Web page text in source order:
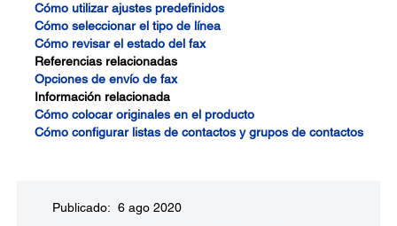
Cómo utilizar ajustes predefinidos
Cómo seleccionar el tipo de línea
Cómo revisar el estado del fax
Referencias relacionadas
Opciones de envío de fax
Información relacionada
Cómo colocar originales en el producto
Cómo configurar listas de contactos y grupos de contactos
Publicado: 6 ago 2020